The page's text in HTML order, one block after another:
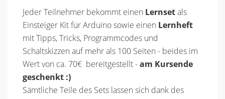
Jeder Teilnehmer bekommt einen Lernsetals
Einsteiger Kit für Arduino sowie einen Lernheft
mit Tipps, Tricks, Programmcodes und
Schaltskizzen auf mehr als 100 Seiten - beides im
Wert von ca. 70€ bereitgestellt -am Kursende
geschenkt :)
Sämtliche Teile des Sets lassen sich dank des